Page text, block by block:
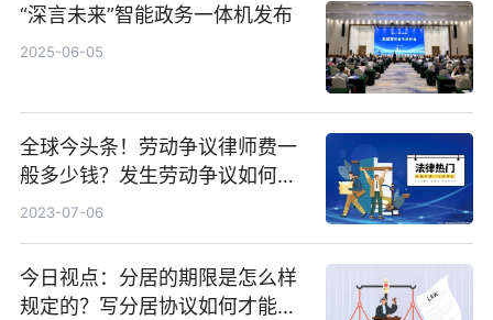
“深言未来”智能政务一体机发布
2025-06-05
全球今头条！劳动争议律师费一
般多少钱？发生劳动争议如何算
工资？
2023-07-06
今日视点：分居的期限是怎么样
规定的？写分居协议如何才能有